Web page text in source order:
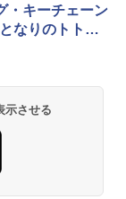
・キーチェーン
なりのトト
示させる